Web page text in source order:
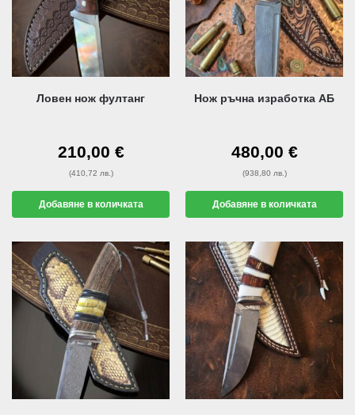
Ловен нож фултанг
210,00 €
(410,72 лв.)
Добавяне в количката
Нож ръчна изработка АБ
480,00 €
(938,80 лв.)
Добавяне в количката